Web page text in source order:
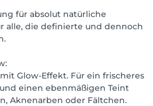
für absolut natürliche
alle, die definierte und dennoch
Glow-Effekt. Für ein frischeres
einen ebenmäßigen Teint
Aknenarben oder Fältchen.